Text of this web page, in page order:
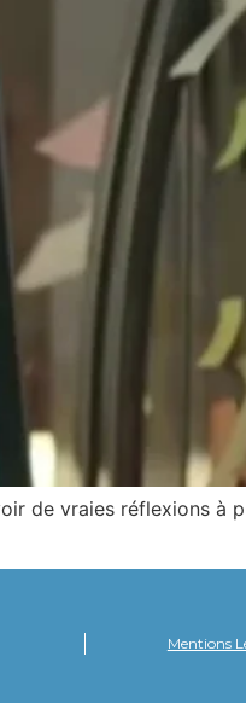
de vraies réflexions à
Mentions